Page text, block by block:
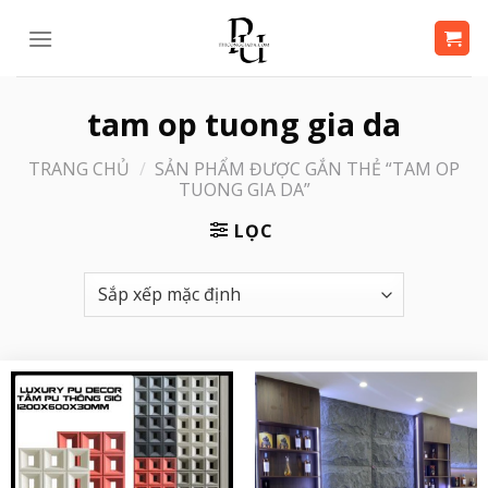
tam op tuong gia da
TRANG CHỦ / SẢN PHẨM ĐƯỢC GẮN THẺ “TAM OP
TUONG GIA DA”
LỌC